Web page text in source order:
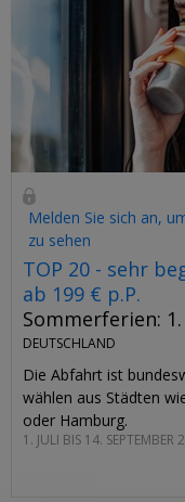
Melden Sie sich an,
zu sehen
TOP 20 - sehr
ab 199 € p.P.
Sommerferien:
DEUTSCHLAND
Die Abfahrt ist
wählen aus Städten
oder Hamburg.
1. JULI BIS 14. SEPTEMBER